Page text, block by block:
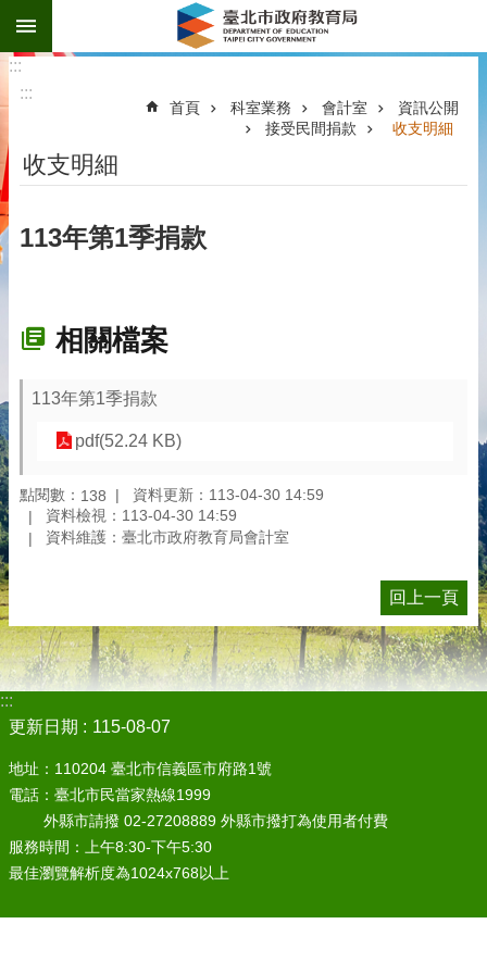
跳到主要內容區塊
:::
:::
首頁 科室業務 會計室
資訊公開
接受民間捐款
收支明細
收支明細
113年第1季捐款
相關檔案
113年第1季捐款
pdf(52.24 KB)
點閱數： 138
資料更新：113-04-30 14:59
資料檢視：113-04-30 14:59
資料維護：臺北市政府教育局會計室
回上一頁
:::
更新日期
115-08-07
地址：110204 臺北市信義區市府路1號
電話：臺北市民當家熱線1999
外縣市請撥 02-27208889 外縣市撥打為使用者付費
服務時間：上午8:30-下午5:30
最佳瀏覽解析度為1024x768以上